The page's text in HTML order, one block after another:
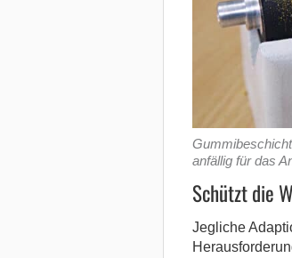
anfällig für das
Schützt die
Jegliche